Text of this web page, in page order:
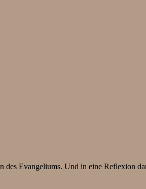
Evangeliums. Und in eine Reflexion